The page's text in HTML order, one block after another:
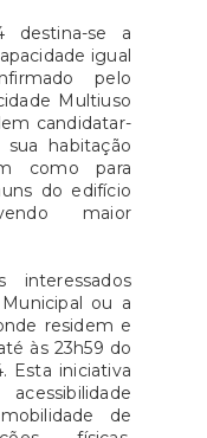
destina-se a
igual
pelo
Multiuso
candidatar-
habitação
como para
do edifício
maior
interessados
ou a
residem e
às 23h59 do
Esta iniciativa
de